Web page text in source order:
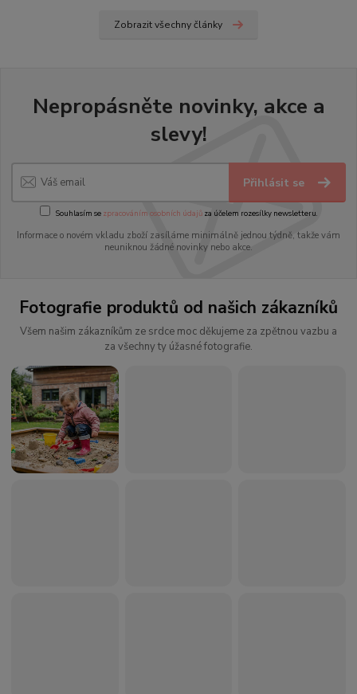
Zobrazit všechny články
Nepropásněte novinky, akce a
slevy!
Přihlásit se
Souhlasím se zpracováním osobních údajůza účelem rozesílky newsletteru.
Informace o novém vkladu zboží zasíláme minimálně jednou týdně, takže vám
neuniknou žádné novinky nebo akce.
Fotografie produktů od našich zákazníků
Všem našim zákazníkům ze srdce moc děkujeme za zpětnou vazbu a
za všechny ty úžasné fotografie.